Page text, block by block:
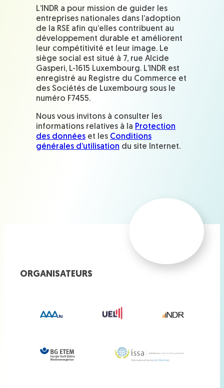
L’INDR a pour mission de guider les
entreprises nationales dans l’adoption
de la RSE afin qu’elles contribuent au
développement durable et améliorent
leur compétitivité et leur image. Le
siège social est situé à 7, rue Alcide
Gasperi, L-1615 Luxembourg. L’INDR est
enregistré au Registre du Commerce et
des Sociétés de Luxembourg sous le
numéro F7455.
Nous vous invitons à consulter les
informations relatives à la Protection
des données et les Conditions
générales d’utilisation du site Internet.
ORGANISATEURS